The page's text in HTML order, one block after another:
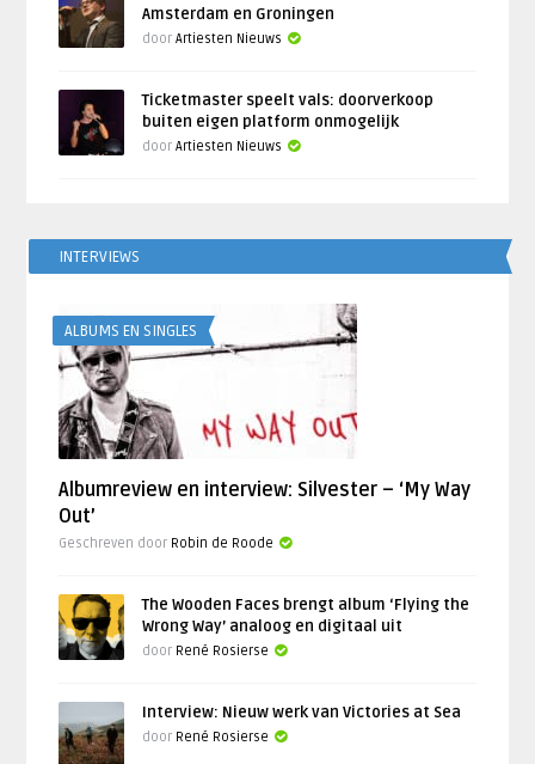
Amsterdam en Groningen
doorArtiesten Nieuws
Ticketmaster speelt vals: doorverkoop
buiten eigen platform onmogelijk
doorArtiesten Nieuws
INTERVIEWS
ALBUMS EN SINGLES
Albumreview en interview: Silvester – ‘My Way
Out’
Geschreven door Robin de Roode
The Wooden Faces brengt album ‘Flying the
Wrong Way’ analoog en digitaal uit
door René Rosierse
Interview: Nieuw werk van Victories at Sea
door René Rosierse